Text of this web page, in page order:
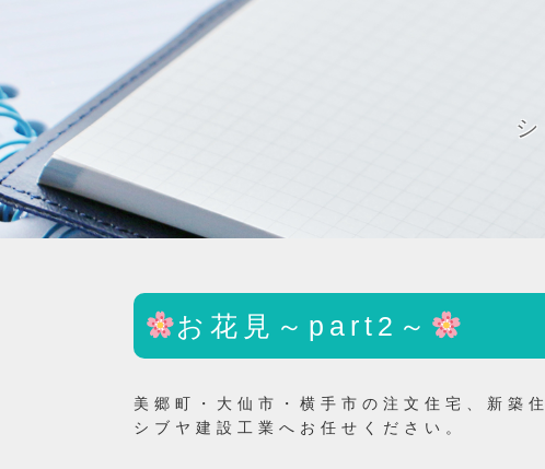
お花見～part2～
美郷町・大仙市・横手市の注文住宅、新築
シブヤ建設工業へお任せください。